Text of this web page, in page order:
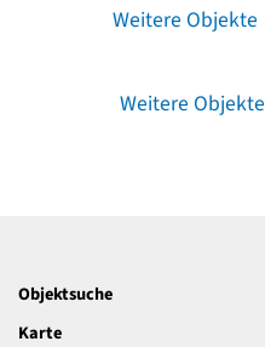
Weitere Objekte
Weitere Objekte
Objektsuche
Karte